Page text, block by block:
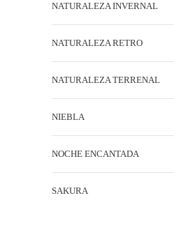
NATURALEZA INVERNAL
NATURALEZA RETRO
NATURALEZA TERRENAL
NIEBLA
NOCHE ENCANTADA
SAKURA